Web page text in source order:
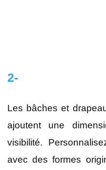
2-
Les bâches et
ajoutent une
visibilité.
avec des formes